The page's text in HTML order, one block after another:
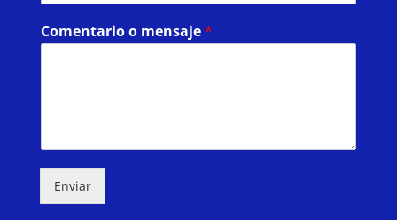
Comentario o mensaje*
Enviar